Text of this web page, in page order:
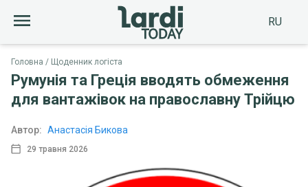
RU
Головна Щоденник логіста
Румунія та Греція вводять обмеження
для вантажівок на православну Трійцю
29 травня 2026
Автор: Анастасія Бикова